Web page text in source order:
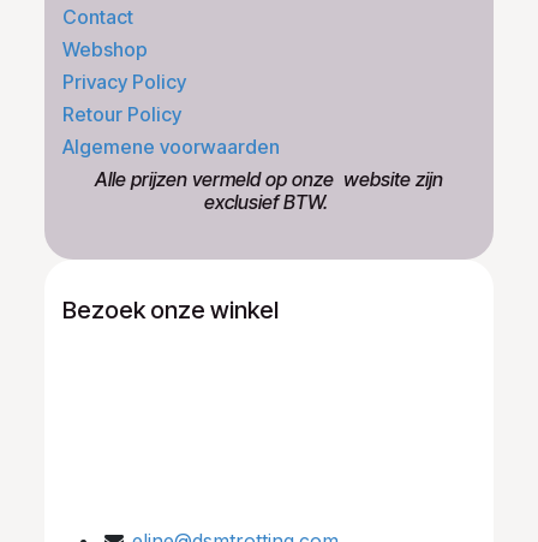
Contact
Webshop
Privacy Policy
Retour Policy
Algemene voorwaarden
​Alle prijzen vermeld op onze ​website zijn
exclusief BTW.
Bezoek onze winkel